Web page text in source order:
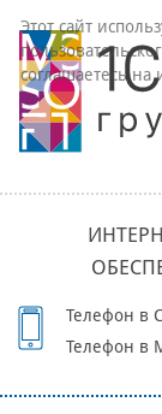
Телефон в
Телефон в
Этот сайт
соглашаетесь на